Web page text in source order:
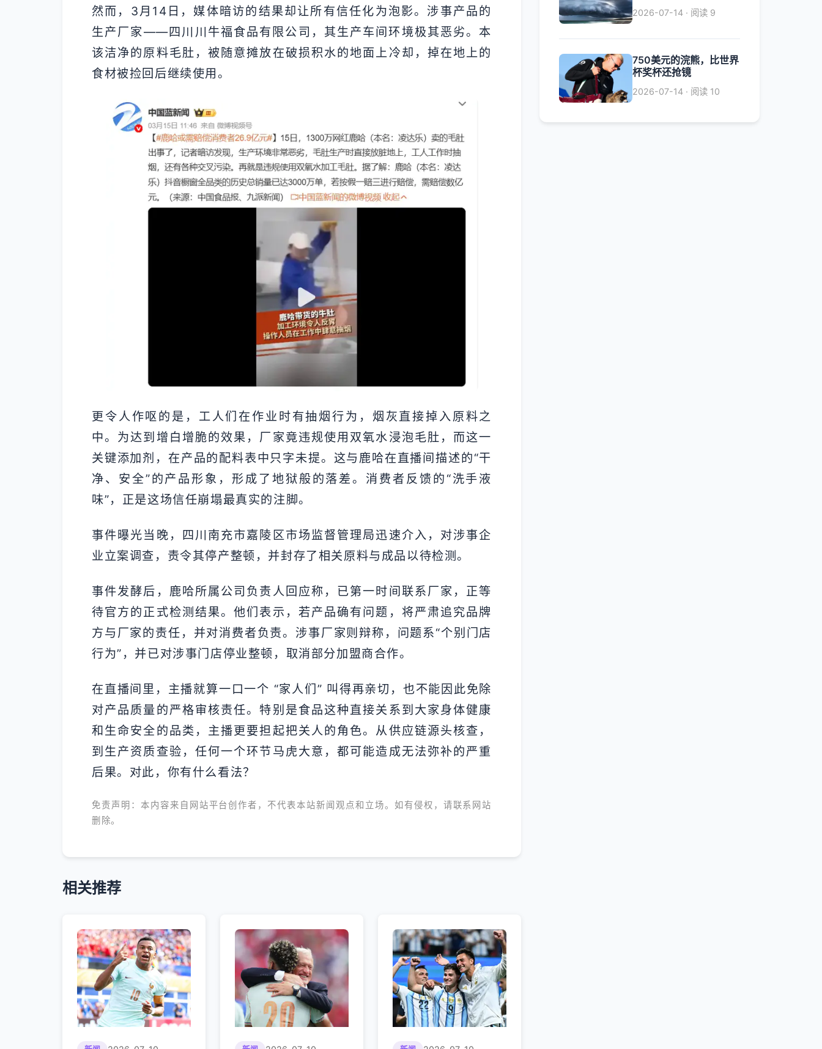
然而，3月14日，媒体暗访的结果却让所有信任化为泡影。涉事产品的
生产厂家——四川川牛福食品有限公司，其生产车间环境极其恶劣。本
该洁净的原料毛肚，被随意摊放在破损积水的地面上冷却，掉在地上的
食材被捡回后继续使用。
更令人作呕的是，工人们在作业时有抽烟行为，烟灰直接掉入原料之
中。为达到增白增脆的效果，厂家竟违规使用双氧水浸泡毛肚，而这一
关键添加剂，在产品的配料表中只字未提。这与鹿哈在直播间描述的“干
净、安全”的产品形象，形成了地狱般的落差。消费者反馈的“洗手液
味”，正是这场信任崩塌最真实的注脚。
事件曝光当晚，四川南充市嘉陵区市场监督管理局迅速介入，对涉事企
业立案调查，责令其停产整顿，并封存了相关原料与成品以待检测。
事件发酵后，鹿哈所属公司负责人回应称，已第一时间联系厂家，正等
待官方的正式检测结果。他们表示，若产品确有问题，将严肃追究品牌
方与厂家的责任，并对消费者负责。涉事厂家则辩称，问题系“个别门店
行为”，并已对涉事门店停业整顿，取消部分加盟商合作。
在直播间里，主播就算一口一个 “家人们” 叫得再亲切，也不能因此免除
对产品质量的严格审核责任。特别是食品这种直接关系到大家身体健康
和生命安全的品类，主播更要担起把关人的角色。从供应链源头核查，
到生产资质查验，任何一个环节马虎大意，都可能造成无法弥补的严重
后果。对此，你有什么看法？
免责声明：本内容来自网站平台创作者，不代表本站新闻观点和立场。如有侵权，请联系网站
删除。
相关推荐
2026-07-14 · 阅读 9
750美元的浣熊，比世界
杯奖杯还抢镜
2026-07-14 · 阅读 10